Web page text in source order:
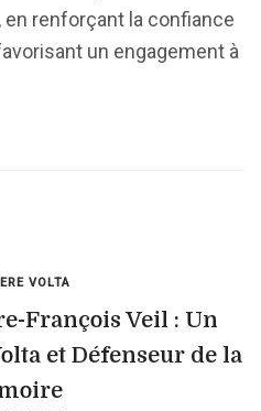
renforçant la confiance
un engagement à
VOLTA
François Veil : Un
et Défenseur de la